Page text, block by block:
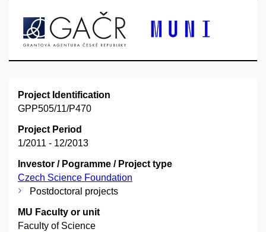
Project Identification
GPP505/11/P470
Project Period
1/2011 - 12/2013
Investor / Pogramme / Project type
Czech Science Foundation
Postdoctoral projects
MU Faculty or unit
Faculty of Science